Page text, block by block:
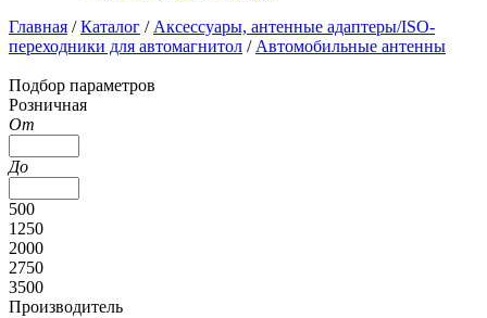
Главная /Каталог / Аксессуары, антенные адаптеры/ISO-
переходники для автомагнитол / Автомобильные антенны
Подбор параметров
Розничная
От
До
500
1250
2000
2750
3500
Производитель